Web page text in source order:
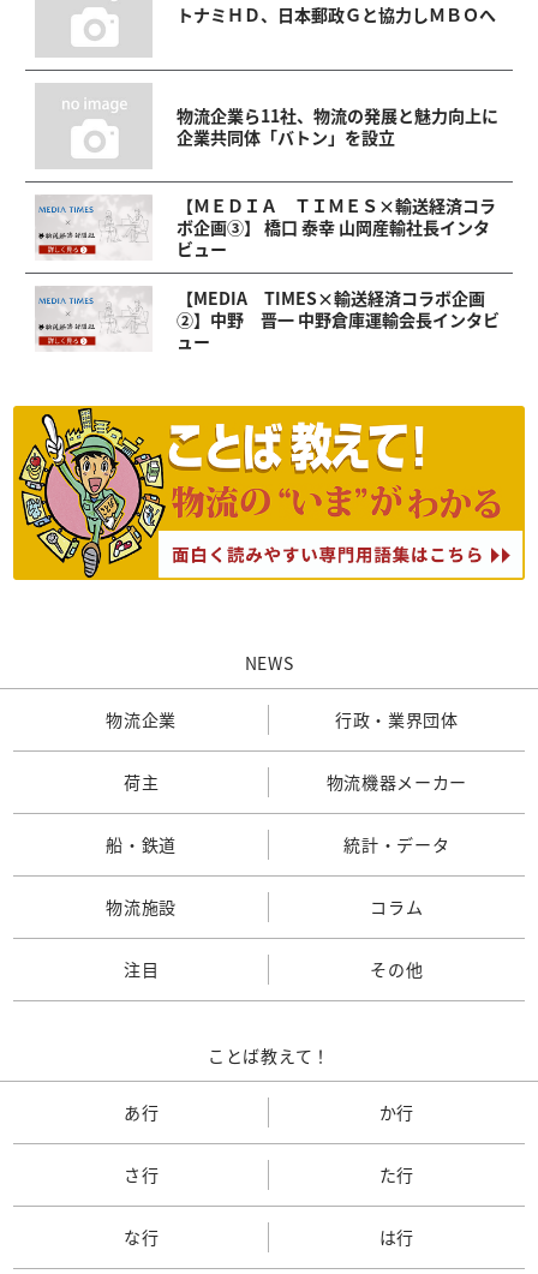
トナミＨＤ、日本郵政Ｇと協力しＭＢＯへ
物流企業ら11社、物流の発展と魅力向上に
企業共同体「バトン」を設立
【ＭＥＤＩＡ ＴＩＭＥＳ×輸送経済コラ
ボ企画③】 橋口 泰幸 山岡産輸社長インタ
ビュー
【MEDIA TIMES×輸送経済コラボ企画
②】中野 晋一 中野倉庫運輸会長インタビ
ュー
NEWS
物流企業 行政・業界団体
荷主 物流機器メーカー
船・鉄道 統計・データ
物流施設 コラム
注目 その他
ことば教えて！
あ行 か行
さ行 た行
な行 は行